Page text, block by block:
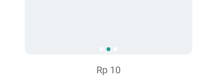
Rp 10